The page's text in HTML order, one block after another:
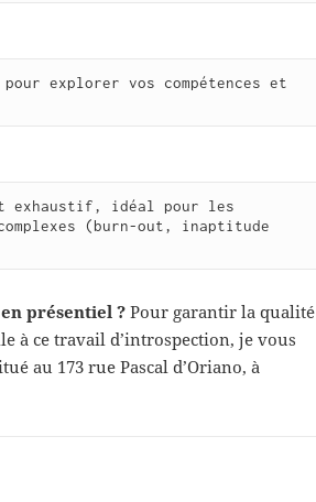
explorer vos compétences et
exhaustif, idéal pour les
(burn-out, inaptitude
présentiel ? Pour garantir la qualité
à ce travail d’introspection, je vous
au 173 rue Pascal d’Oriano, à